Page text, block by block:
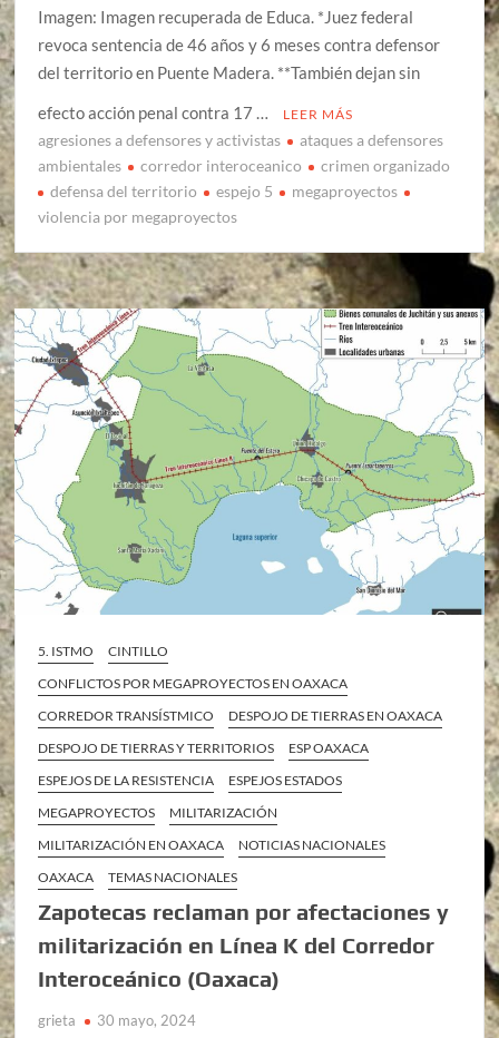
Imagen: Imagen recuperada de Educa. *Juez federal
revoca sentencia de 46 años y 6 meses contra defensor
del territorio en Puente Madera. **También dejan sin
efecto acción penal contra 17 …
LEER MÁS
agresiones a defensores y activistas
ataques a defensores
ambientales
corredor interoceanico
crimen organizado
defensa del territorio
espejo 5
megaproyectos
violencia por megaproyectos
5. ISTMO
CINTILLO
CONFLICTOS POR MEGAPROYECTOS EN OAXACA
CORREDOR TRANSÍSTMICO
DESPOJO DE TIERRAS EN OAXACA
DESPOJO DE TIERRAS Y TERRITORIOS
ESP OAXACA
ESPEJOS DE LA RESISTENCIA
ESPEJOS ESTADOS
MEGAPROYECTOS
MILITARIZACIÓN
MILITARIZACIÓN EN OAXACA
NOTICIAS NACIONALES
OAXACA
TEMAS NACIONALES
Zapotecas reclaman por afectaciones y
militarización en Línea K del Corredor
Interoceánico (Oaxaca)
grieta 30 mayo, 2024